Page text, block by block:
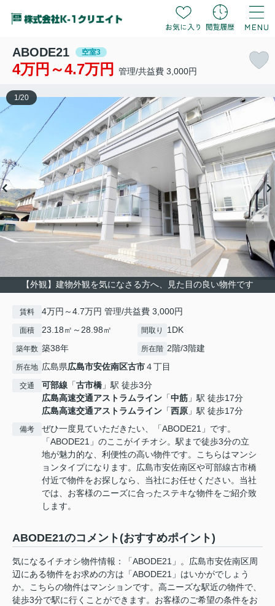
ABODE21 空室3
4万円～4.7万円 管理/共益費 3,000円
【外観】建物外観を気になさる方へ、見た目の良い物件です
1 /20
賃料 4万円～4.7万円 管理/共益費 3,000円
面積 23.18㎡～28.98㎡ 間取り 1DK
築年数 築38年 所在階 2階/3階建
所在地 広島県広島市安佐南区古市４丁目
交通 可部線 「古市橋 」駅 徒歩3分
広島高速交通アストラムライン 「中筋 」駅 徒歩17分
広島高速交通アストラムライン 「西原 」駅 徒歩17分
備考
ぜひ一度見ていただきたい、「ABODE21」です。
「ABODE21」のここがイチオシ。駅まで徒歩3分の立
地が魅力的な、利便性の高い物件です。こちらはマンシ
ョンタイプになります。広島市安佐南区や可部線古市橋
付近で物件をお探しなら、当社にお任せください。当社
では、お客様のニーズに合ったステキな物件をご紹介致
します。
ABODE21のコメント(おすすめポイント)
気になるイチオシ物件情報：「ABODE21」。広島市安佐南区周
辺にある物件をお求めの方は「ABODE21」はいかがでしょう
か。こちらの物件はマンションです。高ニーズな駅近の物件で、
徒歩3分で駅に行くことができます。お客様のご希望の条件をお